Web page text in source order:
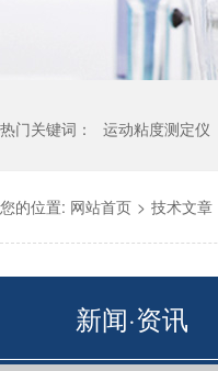
热门关键词： 运动粘度测定仪
您的位置: 网站首页 > 技术文章
新闻·资讯